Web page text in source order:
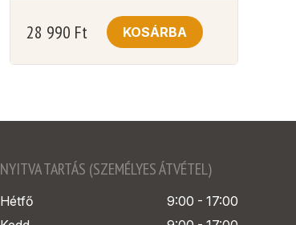
28 990 Ft KOSÁRBA
NYITVA TARTÁS (SZEMÉLYES ÁTVÉTEL)
Hétfő
9:00 - 17:00